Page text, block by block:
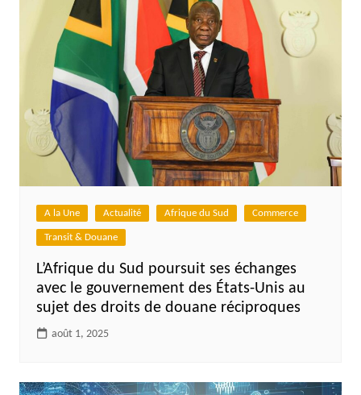
A la Une Actualité Afrique du Sud Commerce
Transit & Douane
L’Afrique du Sud poursuit ses échanges
avec le gouvernement des États-Unis au
sujet des droits de douane réciproques
août 1, 2025